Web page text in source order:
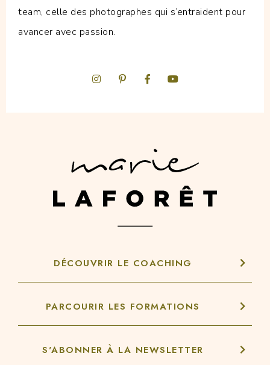
team, celle des photographes qui s’entraident pour
avancer avec passion.
DÉCOUVRIR LE COACHING
PARCOURIR LES FORMATIONS
S'ABONNER À LA NEWSLETTER